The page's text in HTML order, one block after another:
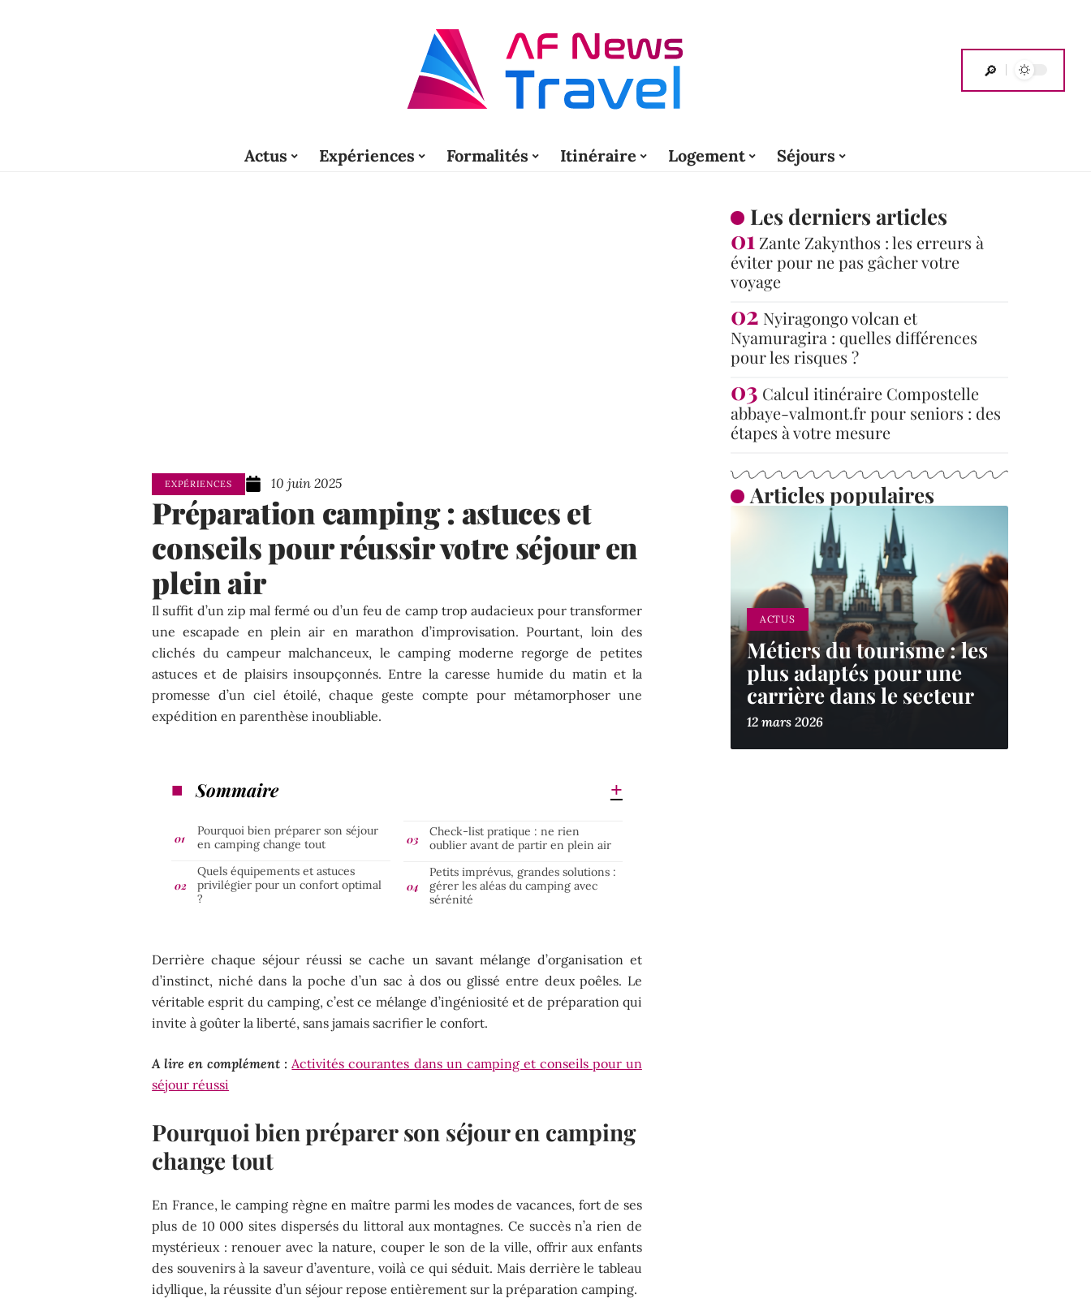
Actus Expériences Formalités Itinéraire Logement Séjours
EXPÉRIENCES 10 juin 2025
Préparation camping : astuces et
conseils pour réussir votre séjour en
plein air
Il suffit d’un zip mal fermé ou d’un feu de camp trop audacieux pour transformer
une escapade en plein air en marathon d’improvisation. Pourtant, loin des
clichés du campeur malchanceux, le camping moderne regorge de petites
astuces et de plaisirs insoupçonnés. Entre la caresse humide du matin et la
promesse d’un ciel étoilé, chaque geste compte pour métamorphoser une
expédition en parenthèse inoubliable.
Sommaire
Pourquoi bien préparer son séjour
en camping change tout
Quels équipements et astuces
privilégier pour un confort optimal
?
Check-list pratique : ne rien
oublier avant de partir en plein air
Petits imprévus, grandes solutions :
gérer les aléas du camping avec
sérénité
Derrière chaque séjour réussi se cache un savant mélange d’organisation et
d’instinct, niché dans la poche d’un sac à dos ou glissé entre deux poêles. Le
véritable esprit du camping, c’est ce mélange d’ingéniosité et de préparation qui
invite à goûter la liberté, sans jamais sacrifier le confort.
A lire en complément : Activités courantes dans un camping et conseils pour un
séjour réussi
Pourquoi bien préparer son séjour en camping
change tout
En France, le camping règne en maître parmi les modes de vacances, fort de ses
plus de 10 000 sites dispersés du littoral aux montagnes. Ce succès n’a rien de
mystérieux : renouer avec la nature, couper le son de la ville, offrir aux enfants
des souvenirs à la saveur d’aventure, voilà ce qui séduit. Mais derrière le tableau
idyllique, la réussite d’un séjour repose entièrement sur la préparation camping.
Les derniers articles
Zante Zakynthos : les erreurs à
éviter pour ne pas gâcher votre
voyage
Nyiragongo volcan et
Nyamuragira : quelles différences
pour les risques ?
Calcul itinéraire Compostelle
abbaye-valmont.fr pour seniors : des
étapes à votre mesure
Articles populaires
ACTUS
Métiers du tourisme : les
plus adaptés pour une
carrière dans le secteur
12 mars 2026